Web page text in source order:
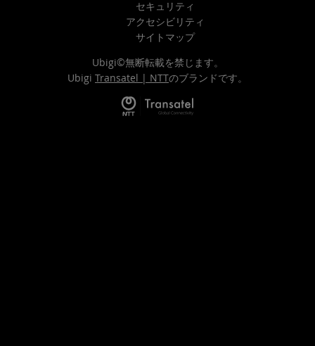
セキュリティ
アクセシビリティ
サイトマップ
Ubigi©無断転載を禁じます。
Ubigi Transatel | NTTのブランドです。